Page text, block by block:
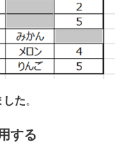
た。
する